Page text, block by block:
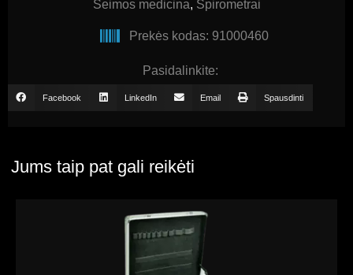
Šeimos medicina, Spirometrai
Prekės kodas: 91000460
Pasidalinkite:
Facebook LinkedIn Email Spausdinti
Jums taip pat gali reikėti